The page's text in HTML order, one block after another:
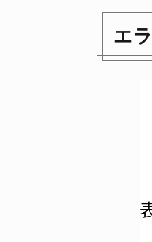
エ